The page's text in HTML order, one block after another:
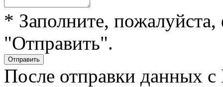
* Заполните,
"Отправить".
После отправки данных